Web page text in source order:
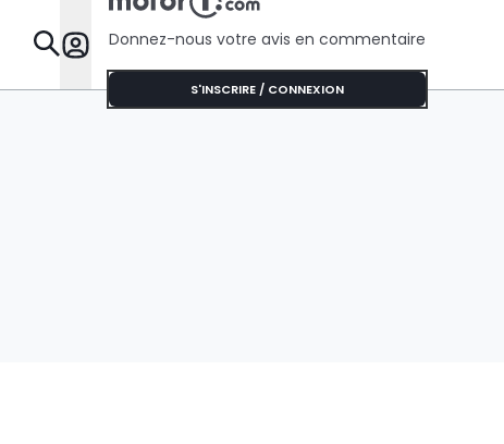
Donnez-nous votre avis en commentaire
S'INSCRIRE / CONNEXION